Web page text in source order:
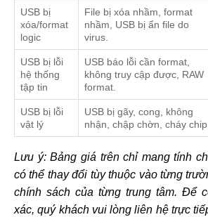
USB bị
xóa/format
logic
File bị xóa nhầm, format
nhầm, USB bị ẩn file do
virus.
USB bị lỗi
hệ thống
tập tin
USB báo lỗi cần format,
không truy cập được, RAW
format.
USB bị lỗi
vật lý
USB bị gãy, cong, không
nhận, chập chờn, cháy chip.
Lưu ý: Bảng giá trên chỉ mang tính
có thể thay đổi tùy thuộc vào từng
chính sách của từng trung tâm. Để
xác, quý khách vui lòng liên hệ trực